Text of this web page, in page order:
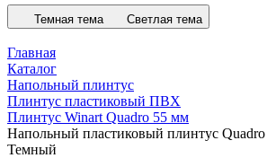
Темная тема Светлая тема
Главная
Каталог
Напольный плинтус
Плинтус пластиковый ПВХ
Плинтус Winart Quadro 55 мм
Напольный пластиковый плинтус
Темный